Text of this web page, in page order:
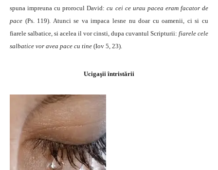
spuna impreuna cu prorocul David:cu cei ce urau pacea eram facator de
pace (Ps. 119). Atunci se va impaca lesne nu doar cu oamenii, ci si cu
fiarele salbatice, si acelea il vor cinsti, dupa cuvantul Scripturii: fiarele cele
salbatice vor avea pace cu tine (Iov 5, 23).
Ucigaşii întristării